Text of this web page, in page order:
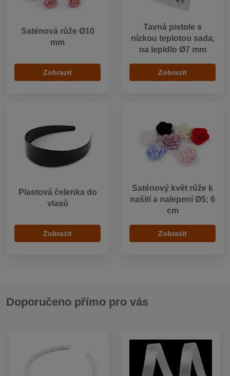
Saténová růže Ø10
mm
Zobrazit
Tavná pistole s
nízkou teplotou sada,
na lepidlo Ø7 mm
Zobrazit
Plastová čelenka do
vlasů
Zobrazit
Saténový květ růže k
našití a nalepení Ø5; 6
cm
Zobrazit
Doporučeno přímo pro vás